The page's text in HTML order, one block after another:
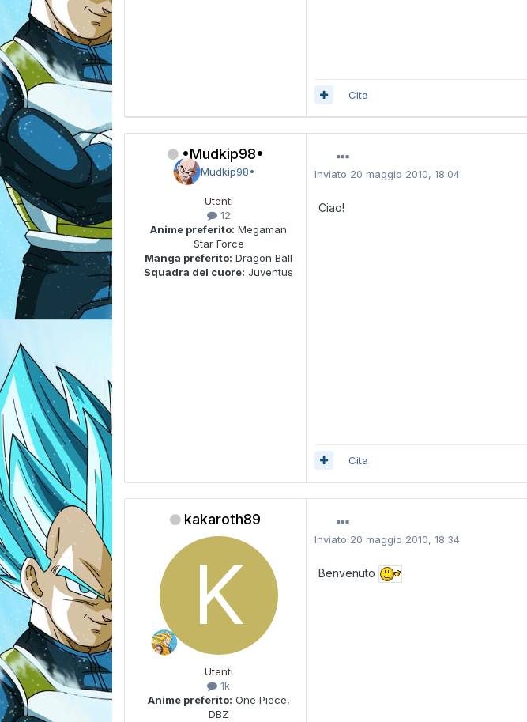
Cita
•Mudkip98•
Utenti
12
Anime preferito: Megaman
Star Force
Manga preferito: Dragon Ball
Squadra del cuore: Juventus
Inviato 20 maggio 2010, 18:04
Ciao!
Cita
kakaroth89
Utenti
1k
Anime preferito: One Piece,
DBZ
Inviato 20 maggio 2010, 18:34
Benvenuto